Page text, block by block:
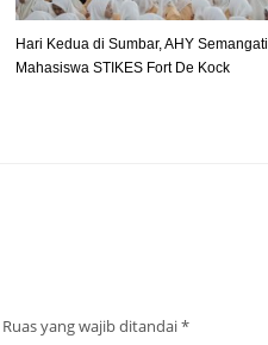
Hari Kedua di Sumbar, AHY Semangati
Mahasiswa STIKES Fort De Kock
Ruas yang wajib ditandai*